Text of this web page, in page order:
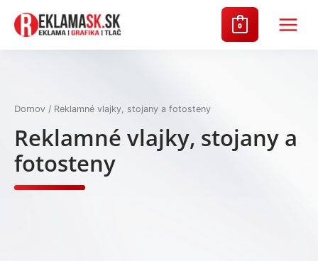
obsah
0
Main
Domov / Reklamné vlajky, stojany a fotosteny
Reklamné vlajky, stojany a
fotosteny